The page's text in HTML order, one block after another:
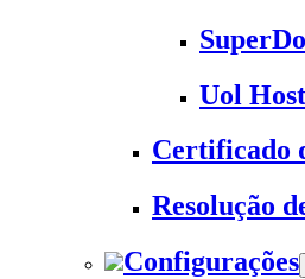
Uol Host
Certificado
Resolução
Configurações